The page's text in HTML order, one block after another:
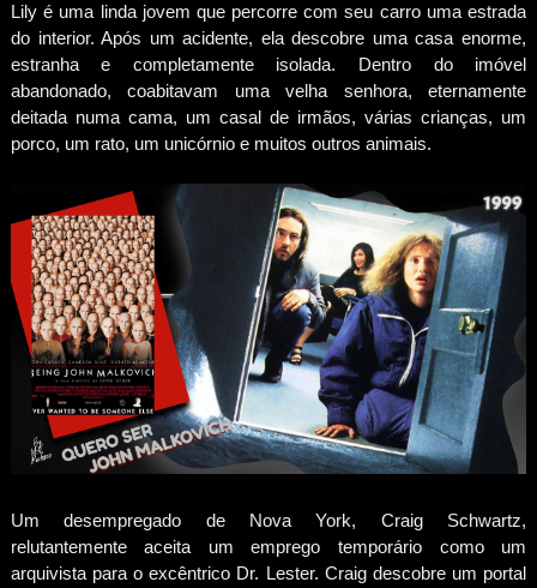
Lily é uma linda jovem que percorre com seu carro uma estrada
do interior. Após um acidente, ela descobre uma casa enorme,
estranha e completamente isolada. Dentro do imóvel
abandonado, coabitavam uma velha senhora, eternamente
deitada numa cama, um casal de irmãos, várias crianças, um
porco, um rato, um unicórnio e muitos outros animais.
Um desempregado de Nova York, Craig Schwartz,
relutantemente aceita um emprego temporário como um
arquivista para o excêntrico Dr. Lester. Craig descobre um portal